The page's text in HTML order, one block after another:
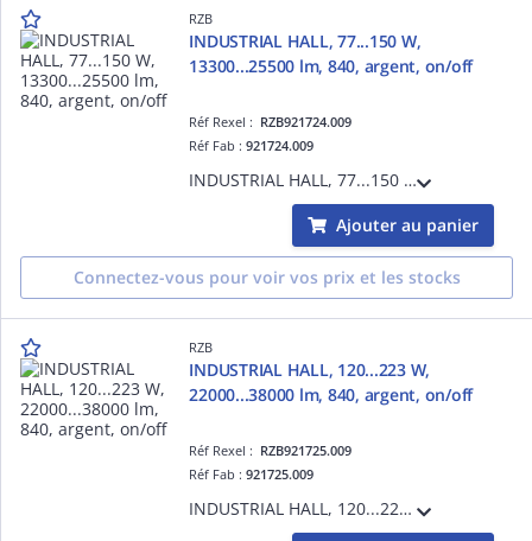
RZB
INDUSTRIAL HALL, 77...150 W,
13300...25500 lm, 840, argent, on/off
Réf Rexel : RZB921724.009
Réf Fab :921724.009
INDUSTRIAL HALL, 77...150 W, 13300...25500 lm, 840, argent, on/off, Projecteurs pour halls, D 340 H 110, 98°
Ajouter au panier
Connectez-vous pour voir vos prix et les stocks
RZB
INDUSTRIAL HALL, 120...223 W,
22000...38000 lm, 840, argent, on/off
Réf Rexel : RZB921725.009
Réf Fab :921725.009
INDUSTRIAL HALL, 120...223 W, 22000...38000 lm, 840, argent, on/off, Projecteurs pour halls, D 380 H 110, 87°